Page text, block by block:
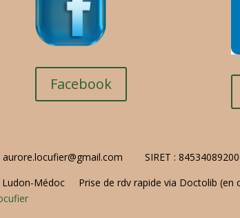
Facebook
aurore.locufier@gmail.com SIRET :
Ludon-Médoc Prise de rdv rapide via Doctolib (en